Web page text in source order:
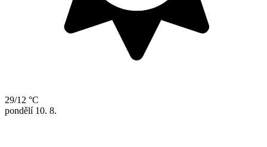
29/12 °C
pondělí 10. 8.